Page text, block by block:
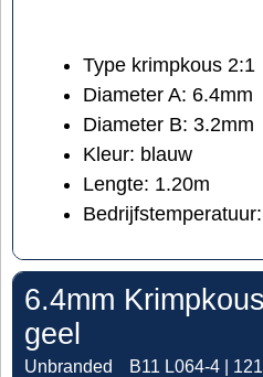
Type krimpkous 2:1
Diameter A: 6.4mm
Diameter B: 3.2mm
Kleur: blauw
Lengte: 1.20m
6.4mm
geel
Unbranded B11 L064-4 |